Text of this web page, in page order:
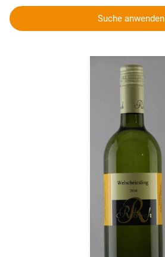
Suche anwenden
Welschriesling